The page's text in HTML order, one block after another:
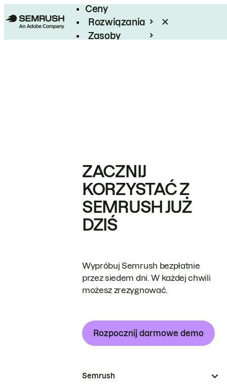
Ceny
Rozwiązania
Zasoby
ZACZNIJ
KORZYSTAĆ Z
SEMRUSH JUŻ
DZIŚ
Wypróbuj Semrush bezpłatnie
przez siedem dni. W każdej chwili
możesz zrezygnować.
Rozpocznij darmowe demo
Semrush